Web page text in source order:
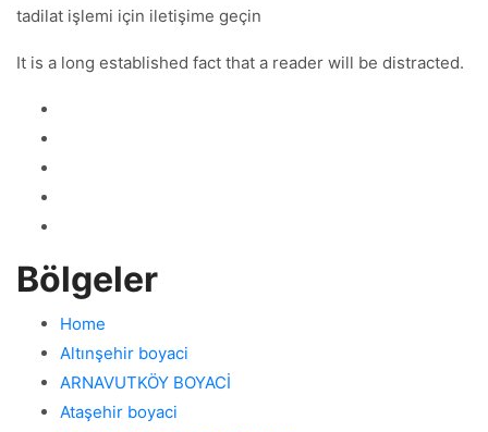
tadilat işlemi için iletişime geçin
It is a long established fact that a reader will be distracted.
Bölgeler
Home
Altınşehir boyaci
ARNAVUTKÖY BOYACİ
Ataşehir boyaci